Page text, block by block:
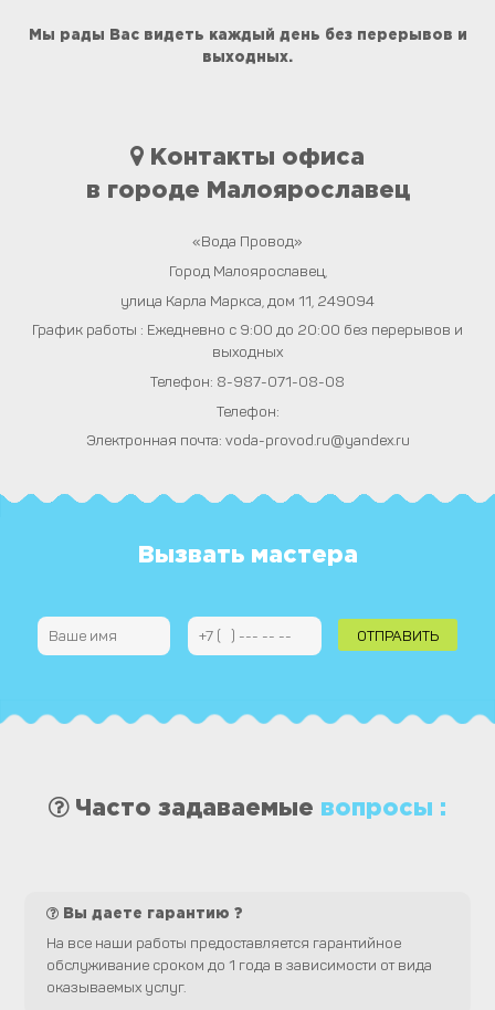
Мы рады Вас видеть каждый день без перерывов и
выходных.
Контакты офиса
в городе Малоярославец
«Вода Провод»
Город Малоярославец
улица Карла Маркса, дом 11 249094
График работы : Ежедневно с 9:00 до 20:00 без перерывов и
выходных
Телефон: 8-987-071-08-08
Телефон:
Электронная почта: voda-provod.ru@yandex.ru
Вызвать мастера
Часто задаваемые вопросы :
Вы даете гарантию ?
На все наши работы предоставляется гарантийное
обслуживание сроком до 1 года в зависимости от вида
оказываемых услуг.